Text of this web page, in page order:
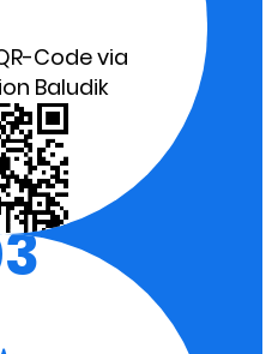
Code via
Baludik